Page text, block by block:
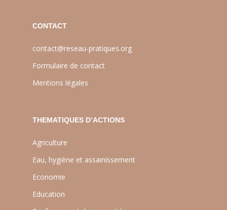
CONTACT
contact@reseau-pratiques.org
Formulaire de contact
Mentions légales
THEMATIQUES D’ACTIONS
Agriculture
Eau, hygiène et assainissement
Economie
Education